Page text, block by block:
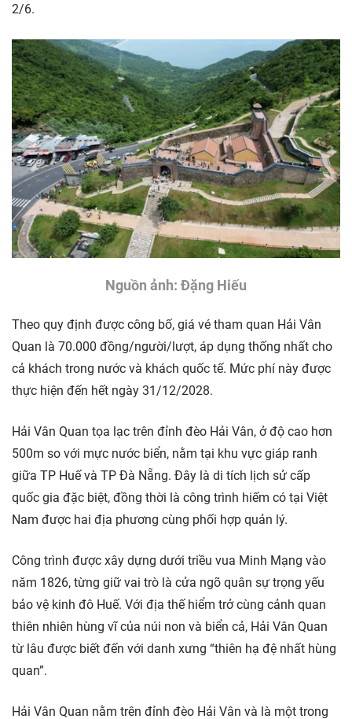
2/6.
Nguồn ảnh: Đặng Hiếu
Theo quy định được công bố, giá vé tham quan Hải Vân
Quan là 70.000 đồng/người/lượt, áp dụng thống nhất cho
cả khách trong nước và khách quốc tế. Mức phí này được
thực hiện đến hết ngày 31/12/2028.
Hải Vân Quan tọa lạc trên đỉnh đèo Hải Vân, ở độ cao hơn
500m so với mực nước biển, nằm tại khu vực giáp ranh
giữa TP Huế và TP Đà Nẵng. Đây là di tích lịch sử cấp
quốc gia đặc biệt, đồng thời là công trình hiếm có tại Việt
Nam được hai địa phương cùng phối hợp quản lý.
Công trình được xây dựng dưới triều vua Minh Mạng vào
năm 1826, từng giữ vai trò là cửa ngõ quân sự trọng yếu
bảo vệ kinh đô Huế. Với địa thế hiểm trở cùng cảnh quan
thiên nhiên hùng vĩ của núi non và biển cả, Hải Vân Quan
từ lâu được biết đến với danh xưng “thiên hạ đệ nhất hùng
quan”.
Hải Vân Quan nằm trên đỉnh đèo Hải Vân và là một trong